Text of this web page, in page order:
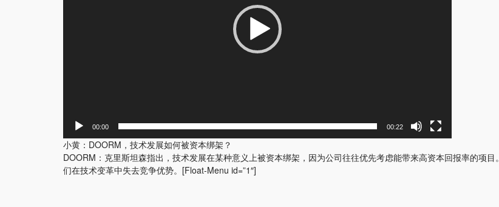
00:00 00:22
小黄：DOORM，技术发展如何被资本绑架？
DOORM：克里斯坦森指出，技术发展在某种意义上被资本绑架，因为公司往往优先考虑能带来高资本回报率的项
们在技术变革中失去竞争优势。[Float-Menu id=”1″]